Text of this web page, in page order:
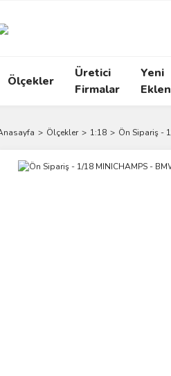
Ölçekler
Üretici
Firmalar
Yeni
Ölçekler 1:18 Ön Sipariş -